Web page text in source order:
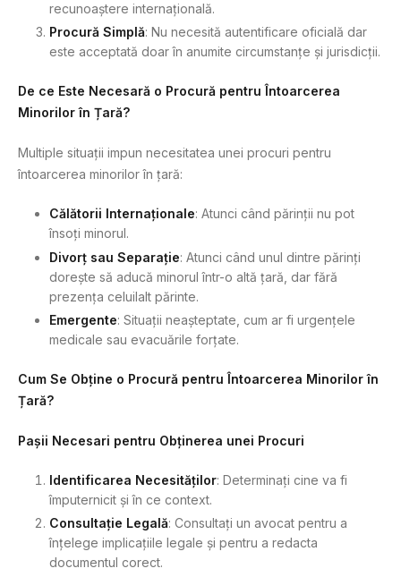
recunoaștere internațională.
Procură Simplă: Nu necesită autentificare oficială dar
este acceptată doar în anumite circumstanțe și jurisdicții.
De ce Este Necesară o Procură pentru Întoarcerea
Minorilor în Țară?
Multiple situații impun necesitatea unei procuri pentru
întoarcerea minorilor în țară:
Călătorii Internaționale: Atunci când părinții nu pot
însoți minorul.
Divorț sau Separație: Atunci când unul dintre părinți
dorește să aducă minorul într-o altă țară, dar fără
prezența celuilalt părinte.
Emergente: Situații neașteptate, cum ar fi urgențele
medicale sau evacuările forțate.
Cum Se Obține o Procură pentru Întoarcerea Minorilor în
Țară?
Pașii Necesari pentru Obținerea unei Procuri
Identificarea Necesităților: Determinați cine va fi
împuternicit și în ce context.
Consultație Legală: Consultați un avocat pentru a
înțelege implicațiile legale și pentru a redacta
documentul corect.